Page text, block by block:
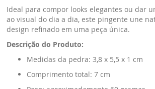
Ideal para compor looks elegantes ou dar
ao visual do dia a dia, este pingente une
design refinado em uma peça única.
Descrição do Produto:
Medidas da pedra: 3,8 x 5,5 x 1 cm
Comprimento total: 7 cm